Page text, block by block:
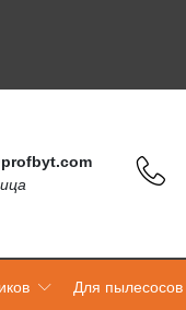
Для пылесосов